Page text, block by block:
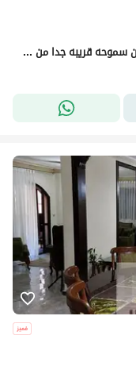
للايجار شقه 165 م المربع الذهبي خلف خير زمان سموحه قريبه جدا من الشرطه العسكريه ونادي مبارك